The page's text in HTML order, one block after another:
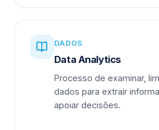
DADOS
Data Analytics
Processo de examinar,
dados para extrair
apoiar decisões.